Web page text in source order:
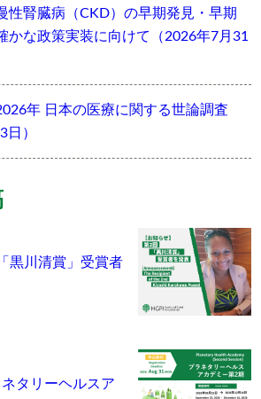
性腎臓病（CKD）の早期発見・早期
かな政策実装に向けて（2026年7月31
年 日本の医療に関する世論調査
日）
黒川清賞」受賞者
ネタリーヘルスア